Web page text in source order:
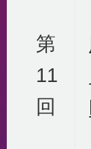
第
11
回